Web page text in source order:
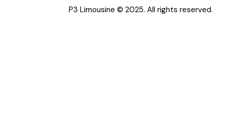
P3 Limousine © 2025. All rights reserved.